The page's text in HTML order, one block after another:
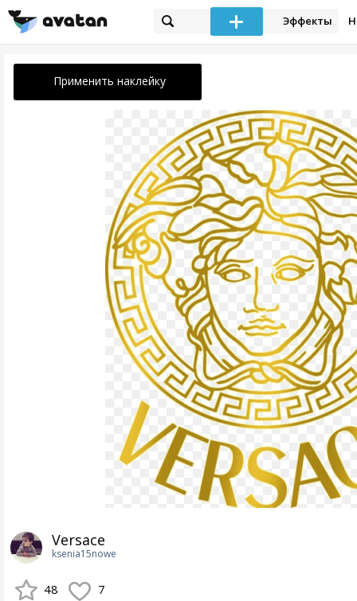
Эффекты
Применить наклейку
Versace
ksenia15nowe
48 7